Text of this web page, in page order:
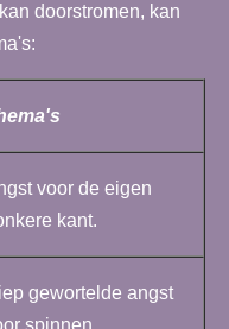
doorstromen, kan
voor de eigen
kant.
gewortelde angst
spinnen.